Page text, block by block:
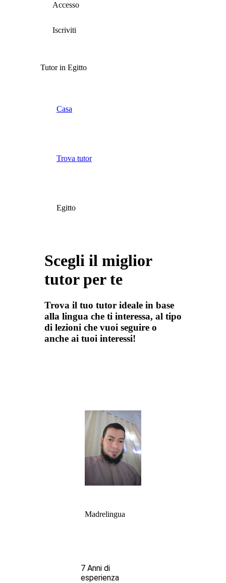
Accesso
Iscriviti
Tutor in Egitto
Casa
Trova tutor
Egitto
Scegli il miglior
tutor per te
Trova il tuo tutor ideale in base
alla lingua che ti interessa, al tipo
di lezioni che vuoi seguire o
anche ai tuoi interessi!
Madrelingua
7 Anni di
esperienza